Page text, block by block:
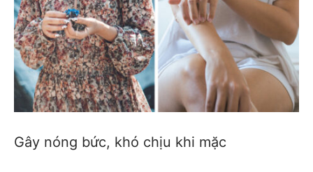
Gây nóng bức, khó chịu khi mặc